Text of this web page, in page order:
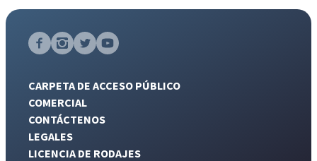
CARPETA DE ACCESO PÚBLICO
COMERCIAL
CONTÁCTENOS
LEGALES
LICENCIA DE RODAJES